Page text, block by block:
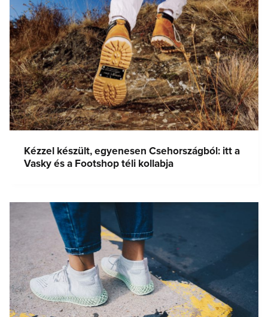
Kézzel készült, egyenesen Csehországból: itt a
Vasky és a Footshop téli kollabja